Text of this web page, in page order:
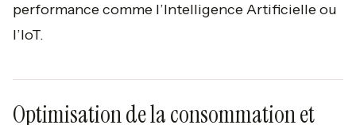
performance comme l’Intelligence Artificielle ou
l’IoT.
Optimisation de la consommation et